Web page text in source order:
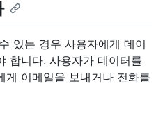
있는 경우 사용자에게 데이
합니다. 사용자가 데이터를
게 이메일을 보내거나 전화를